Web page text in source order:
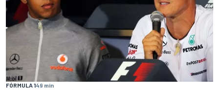
FÓRMULA 149 min